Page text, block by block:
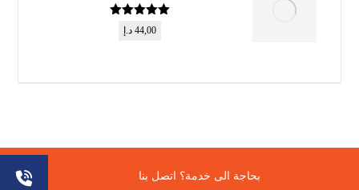
تم التقييم
من 5
44,00 د.إ
© حقوق النشر 2026. جميع الحقوق محفوظة.
بحاجة الى خدمة؟ اتصل بنا